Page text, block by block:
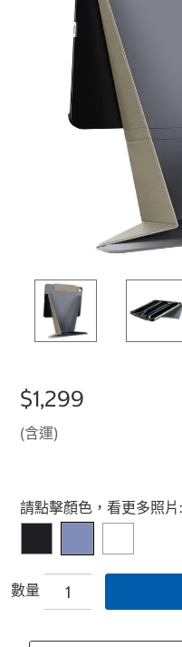
$1,299
(含運)
Select product
請點擊顏色，看更多照片:
數量